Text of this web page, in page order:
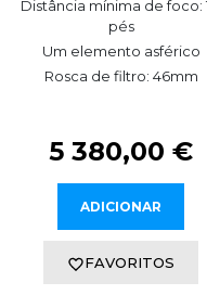
Distância mínima de foco:
pés
Um elemento asférico
Rosca de filtro: 46mm
5 380,00 €
ADICIONAR
FAVORITOS